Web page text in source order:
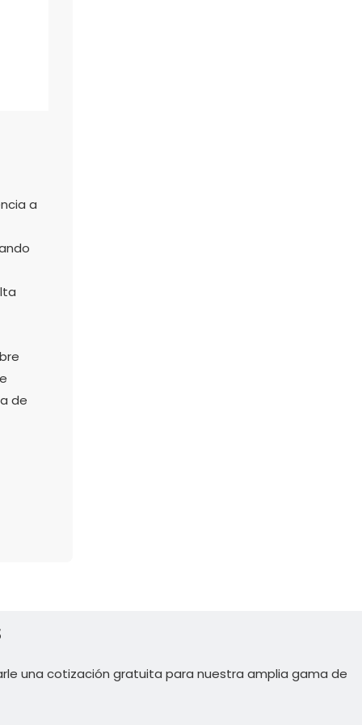
a
una cotización gratuita para nuestra amplia gama de